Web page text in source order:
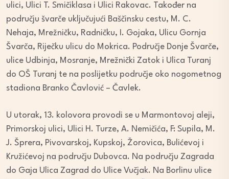
ulici, Ulici T. Smičiklasa i Ulici Rakovac. Također na
području švarče uključujući Baščinsku cestu, M. C.
Nehaja, Mrežničku, Radničku, I. Gojaka, Ulicu Gornja
Švarča, Riječku ulicu do Mokrica. Područje Donje Švarče,
ulice Udbinja, Mosranje, Mrežnički Zatok i Ulica Turanj
do OŠ Turanj te na poslijetku područje oko nogometnog
stadiona Branko Čavlović – Čavlek.
U utorak, 13. kolovora provodi se u Marmontovoj aleji,
Primorskoj ulici, Ulici H. Turze, A. Nemičića, F: Supila, M.
J. Šprera, Pivovarskoj, Kupskoj, Žorovica, Bulićevoj i
Kružićevoj na području Dubovca. Na području Zagrada
do Gaja Ulica Zagrad do Ulice Vučjak. Na Borlinu ulice